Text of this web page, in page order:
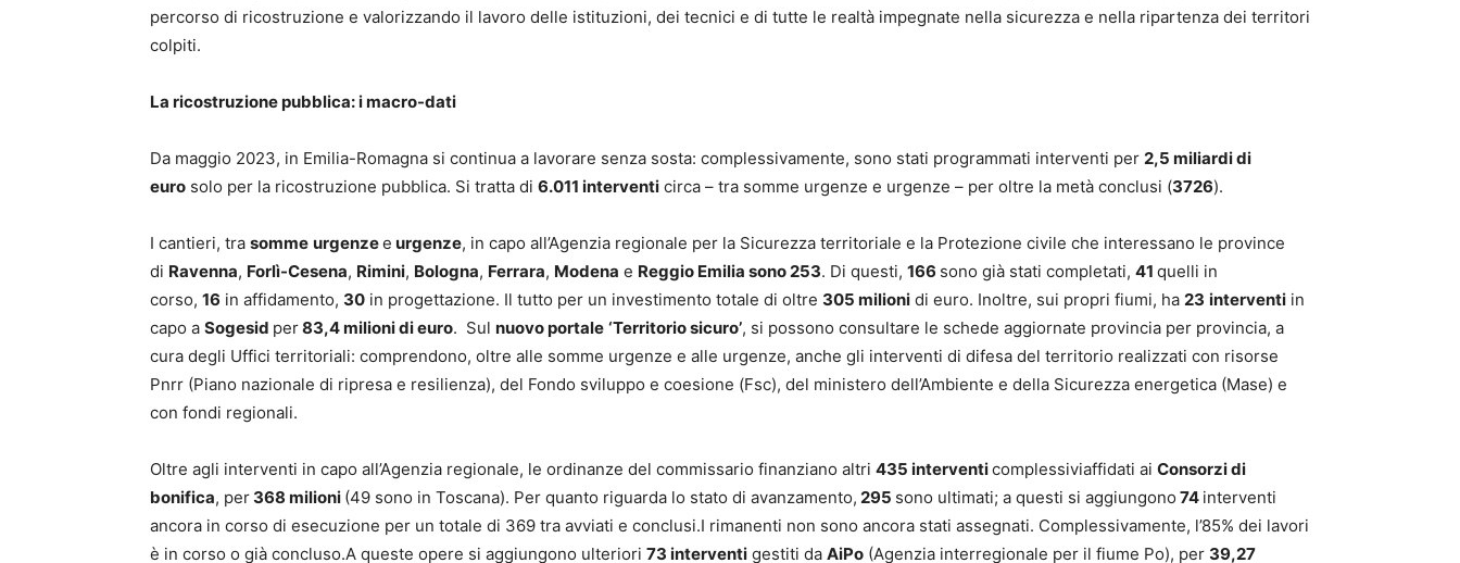
percorso di ricostruzione e valorizzando il lavoro delle istituzioni, dei tecnici e di tutte le realtà impegnate nella sicurezza e nella ripartenza dei territori
colpiti.
La ricostruzione pubblica: i macro-dati
Da maggio 2023, in Emilia-Romagna si continua a lavorare senza sosta: complessivamente, sono stati programmati interventi per 2,5 miliardi di
euro solo per la ricostruzione pubblica. Si tratta di 6.011 interventi circa – tra somme urgenze e urgenze – per oltre la metà conclusi (3726).
I cantieri, tra somme urgenzee urgenze, in capo all’Agenzia regionale per la Sicurezza territoriale e la Protezione civile che interessano le province
di Ravenna, Forlì-Cesena, Rimini, Bologna, Ferrara, Modena e Reggio Emilia sono 253. Di questi, 166 sono già stati completati, 41 quelli in
corso, 16 in affidamento, 30 in progettazione. Il tutto per un investimento totale di oltre 305 milioni di euro. Inoltre, sui propri fiumi, ha 23 interventi in
capo a Sogesid per83,4 milioni di euro. Sul nuovo portale ‘Territorio sicuro’, si possono consultare le schede aggiornate provincia per provincia, a
cura degli Uffici territoriali: comprendono, oltre alle somme urgenze e alle urgenze, anche gli interventi di difesa del territorio realizzati con risorse
Pnrr (Piano nazionale di ripresa e resilienza), del Fondo sviluppo e coesione (Fsc), del ministero dell’Ambiente e della Sicurezza energetica (Mase) e
con fondi regionali.
Oltre agli interventi in capo all’Agenzia regionale, le ordinanze del commissario finanziano altri 435 interventicomplessiviaffidati ai Consorzi di
bonifica, per 368 milioni (49 sono in Toscana). Per quanto riguarda lo stato di avanzamento, 295 sono ultimati; a questi si aggiungono 74 interventi
ancora in corso di esecuzione per un totale di 369 tra avviati e conclusi.I rimanenti non sono ancora stati assegnati. Complessivamente, l’85% dei lavori
è in corso o già concluso.A queste opere si aggiungono ulteriori 73 interventi gestiti da AiPo (Agenzia interregionale per il fiume Po), per 39,27